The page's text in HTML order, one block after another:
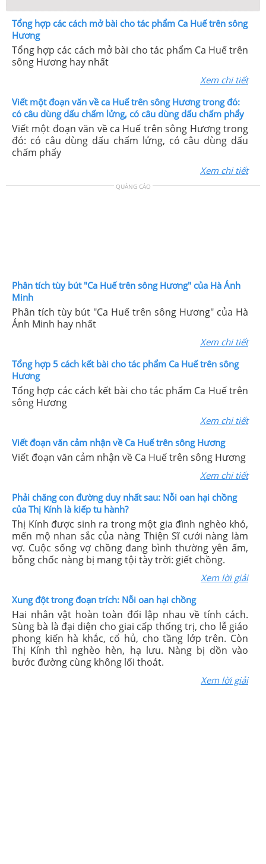
Tổng hợp các cách mở bài cho tác phẩm Ca Huế trên sông
Hương
Tổng hợp các cách mở bài cho tác phẩm Ca Huế trên
sông Hương hay nhất
Xem chi tiết
Viết một đoạn văn về ca Huế trên sông Hương trong đó:
có câu dùng dấu chấm lửng, có câu dùng dấu chấm phẩy
Viết một đoạn văn về ca Huế trên sông Hương trong
đó: có câu dùng dấu chấm lửng, có câu dùng dấu
chấm phẩy
Xem chi tiết
QUẢNG CÁO
Phân tích tùy bút "Ca Huế trên sông Hương" của Hà Ánh
Minh
Phân tích tùy bút "Ca Huế trên sông Hương" của Hà
Ánh Minh hay nhất
Xem chi tiết
Tổng hợp 5 cách kết bài cho tác phẩm Ca Huế trên sông
Hương
Tổng hợp các cách kết bài cho tác phẩm Ca Huế trên
sông Hương
Xem chi tiết
Viết đoạn văn cảm nhận về Ca Huế trên sông Hương
Viết đoạn văn cảm nhận về Ca Huế trên sông Hương
Xem chi tiết
Phải chăng con đường duy nhất sau: Nỗi oan hại chồng
của Thị Kính là kiếp tu hành?
Thị Kính được sinh ra trong một gia đình nghèo khó,
mến mộ nhan sắc của nàng Thiện Sĩ cưới nàng làm
vợ. Cuộc sống vợ chồng đang bình thường yên ấm,
bỗng chốc nàng bị mang tội tày trời: giết chồng.
Xem lời giải
Xung đột trong đoạn trích: Nỗi oan hại chồng
Hai nhân vật hoàn toàn đối lập nhau về tính cách.
Sùng bà là đại diện cho giai cấp thống trị, cho lễ giáo
phong kiến hà khắc, cổ hủ, cho tầng lớp trên. Còn
Thị Kính thì nghèo hèn, hạ lưu. Nàng bị dồn vào
bước đường cùng không lối thoát.
Xem lời giải